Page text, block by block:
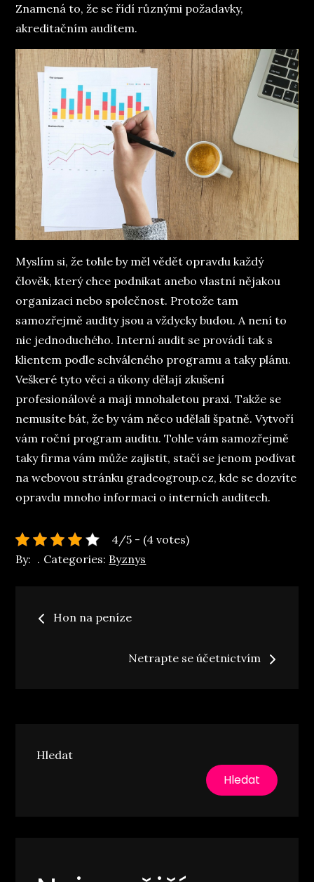
Znamená to, že se řídí různými požadavky,
akreditačním auditem.
Myslím si, že tohle by měl vědět opravdu každý
člověk, který chce podnikat anebo vlastní nějakou
organizaci nebo společnost. Protože tam
samozřejmě audity jsou a vždycky budou. A není to
nic jednoduchého. Interní audit se provádí tak s
klientem podle schváleného programu a taky plánu.
Veškeré tyto věci a úkony dělají zkušení
profesionálové a mají mnohaletou praxi. Takže se
nemusíte bát, že by vám něco udělali špatně. Vytvoří
vám roční program auditu. Tohle vám samozřejmě
taky firma vám může zajistit, stačí se jenom podívat
na webovou stránku gradeogroup.cz, kde se dozvíte
opravdu mnoho informaci o interních auditech.
4/5 - (4 votes)
By:
Categories: Byznys
Navigace
Hon na peníze
Netrapte se účetnictvím
Hledat
Hledat